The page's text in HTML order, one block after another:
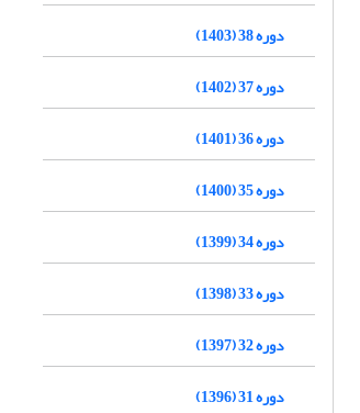
دوره 38 (1403)
دوره 37 (1402)
دوره 36 (1401)
دوره 35 (1400)
دوره 34 (1399)
دوره 33 (1398)
دوره 32 (1397)
دوره 31 (1396)